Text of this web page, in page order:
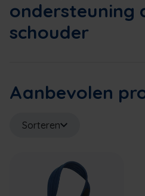
ondersteuning
schouder
Aanbevolen
Sorteren